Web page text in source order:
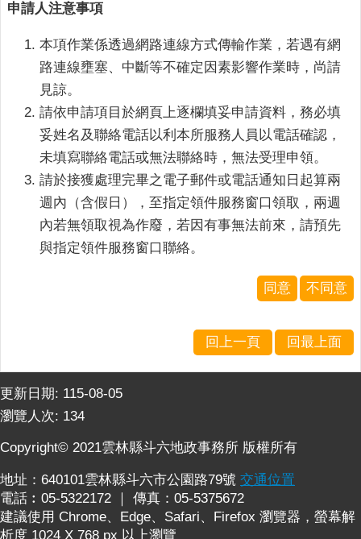
導
詢
連
English
權
保
護
策
網
站
安
申請人注意事項
本項作業係透過網路連線方式傳輸作業，若遇有網
路連線壅塞、中斷等不確定因素影響作業時，尚請
見諒。
請依申請項目於網頁上逐欄填妥申請資料，務必填
妥姓名及聯絡電話以利本所服務人員以電話確認，
未填寫聯絡電話或無法聯絡時，無法受理申領。
請於接獲處理完畢之電子郵件或電話通知日起算兩
週內（含假日），至指定領件服務窗口領取，兩週
內若無領取視為作廢，若因有事無法前來，請預先
與指定領件服務窗口聯絡。
同意 不同意
回上一頁 回最上面
更新日期: 115-08-05
瀏覽人次: 134
Copyright© 2021雲林縣斗六地政事務所 版權所有
地址：640101雲林縣斗六市公園路79號 交通位置
電話︰05-5322172 ｜ 傳真：05-5375672
建議使用 Chrome、Edge、Safari、Firefox 瀏覽器，螢幕解
析度 1024 X 768 px 以上瀏覽